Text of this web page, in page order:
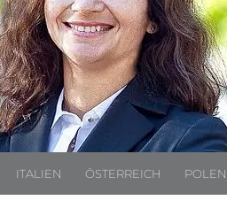
ITALIEN ÖSTERREICH POLEN